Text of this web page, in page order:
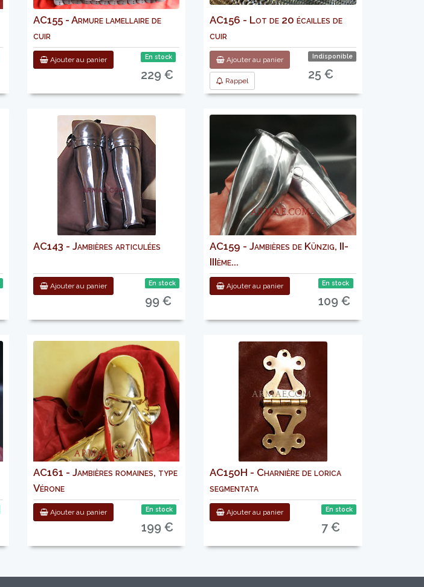
AC155 - Armure lamellaire de
cuir
Ajouter au panier En stock
229 €
AC156 - Lot de 20 écailles de
cuir
Ajouter au panier
Rappel
Indisponible
25 €
AC143 - Jambières articulées
Ajouter au panier En stock
99 €
AC159 - Jambières de Künzig, II-
IIIème...
Ajouter au panier En stock
109 €
AC161 - Jambières romaines, type
Vérone
Ajouter au panier En stock
199 €
AC150H - Charnière de lorica
segmentata
Ajouter au panier En stock
7 €